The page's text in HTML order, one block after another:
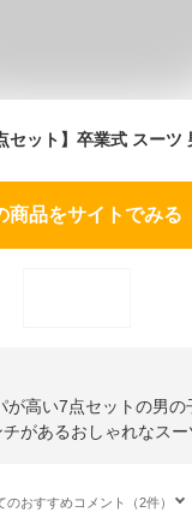
商品をサイトでみる
高い7点セットの男の
があるおしゃれなスー
のおすすめコメント（2件）